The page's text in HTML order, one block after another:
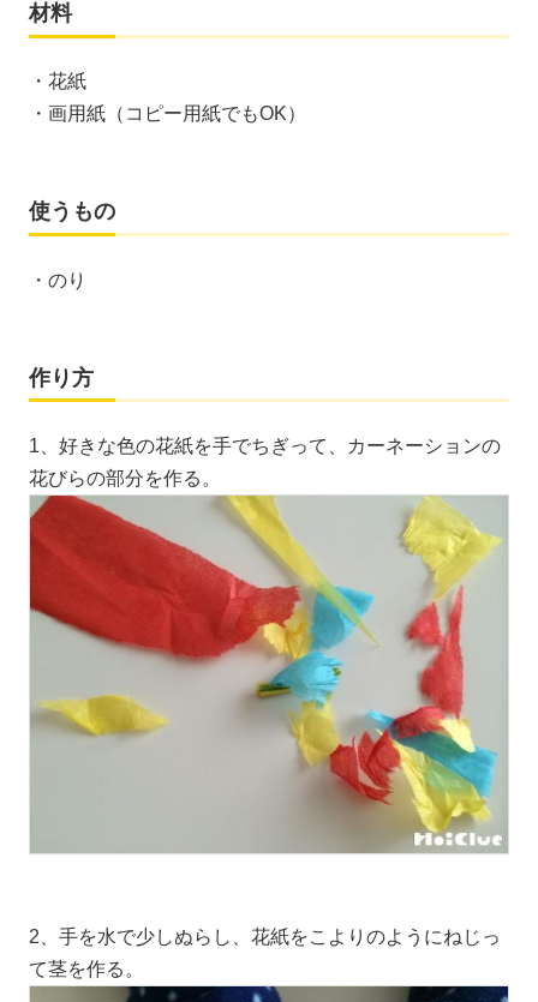
材料
・花紙
・画用紙（コピー用紙でもOK）
使うもの
・のり
作り方
1、好きな色の花紙を手でちぎって、カーネーションの
花びらの部分を作る。
2、手を水で少しぬらし、花紙をこよりのようにねじっ
て茎を作る。